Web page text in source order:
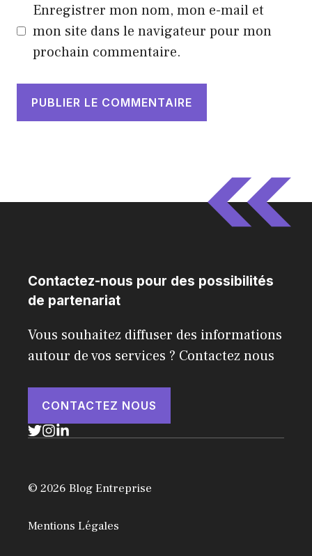
Enregistrer mon nom, mon e-mail et
mon site dans le navigateur pour mon
prochain commentaire.
Contactez-nous pour des possibilités
de partenariat
Vous souhaitez diffuser des informations
autour de vos services ? Contactez nous
CONTACTEZ NOUS
© 2026 Blog Entreprise
Mentions Légales